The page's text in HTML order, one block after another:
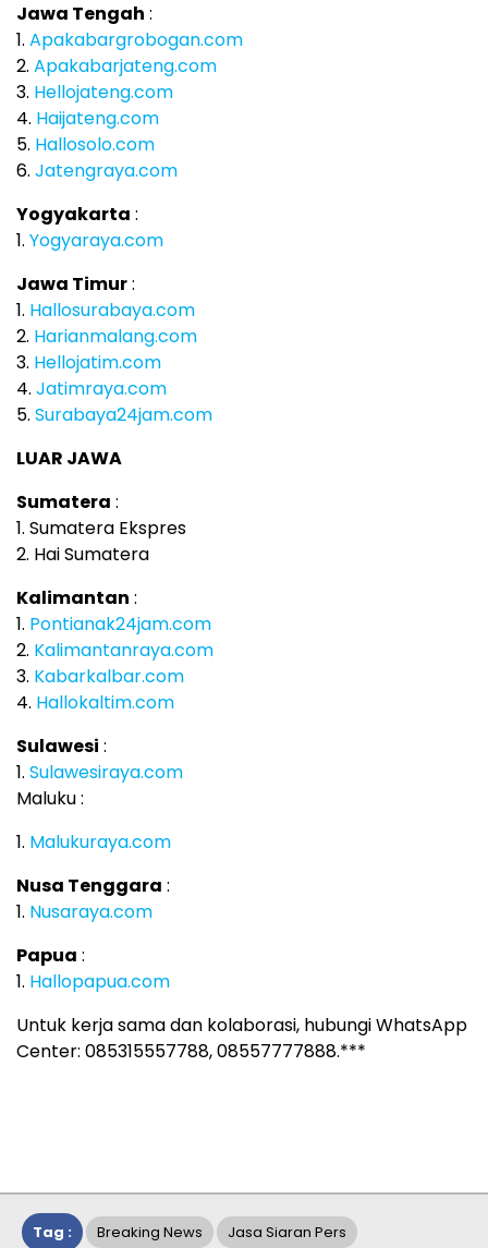
Jawa Tengah :
1. Apakabargrobogan.com
2. Apakabarjateng.com
3. Hellojateng.com
4. Haijateng.com
5. Hallosolo.com
6. Jatengraya.com
Yogyakarta :
1. Yogyaraya.com
Jawa Timur:
1. Hallosurabaya.com
2. Harianmalang.com
3. Hellojatim.com
4. Jatimraya.com
5. Surabaya24jam.com
LUAR JAWA
Sumatera :
1. Sumatera Ekspres
2. Hai Sumatera
Kalimantan :
1. Pontianak24jam.com
2. Kalimantanraya.com
3. Kabarkalbar.com
4. Hallokaltim.com
Sulawesi :
1. Sulawesiraya.com
Maluku :
1. Malukuraya.com
Nusa Tenggara :
1. Nusaraya.com
Papua :
1. Hallopapua.com
Untuk kerja sama dan kolaborasi, hubungi WhatsApp
Center: 085315557788, 08557777888.***
Tag : Breaking News Jasa Siaran Pers